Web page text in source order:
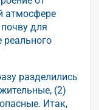
атмосфере
для
разделились
(2)
Итак,